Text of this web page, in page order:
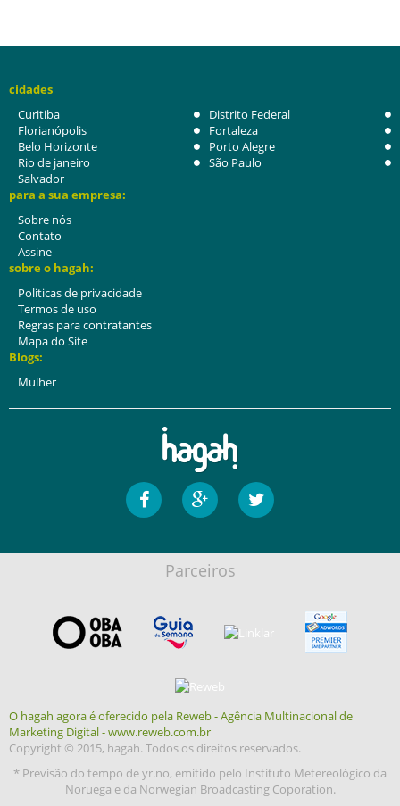
cidades
Curitiba
Distrito Federal
Florianópolis
Fortaleza
Belo Horizonte
Porto Alegre
Rio de janeiro
São Paulo
Salvador
para a sua empresa:
Sobre nós
Contato
Assine
sobre o hagah:
Politicas de privacidade
Termos de uso
Regras para contratantes
Mapa do Site
Blogs:
Mulher
Parceiros
O hagah agora é oferecido pela Reweb - Agência Multinacional de
Marketing Digital - www.reweb.com.br
Copyright © 2015, hagah. Todos os direitos reservados.
* Previsão do tempo de yr.no, emitido pelo Instituto Metereológico da
Noruega e da Norwegian Broadcasting Coporation.